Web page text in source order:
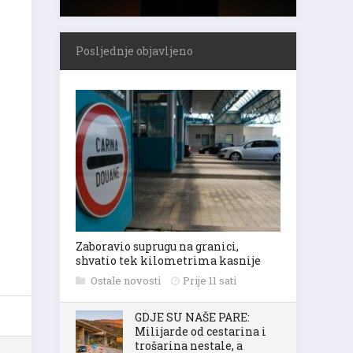
Posljednje objavljeno
Zaboravio suprugu na granici,
shvatio tek kilometrima kasnije
Ostale novosti Prije 11 sati
GDJE SU NAŠE PARE:
Milijarde od cestarina i
trošarina nestale, a